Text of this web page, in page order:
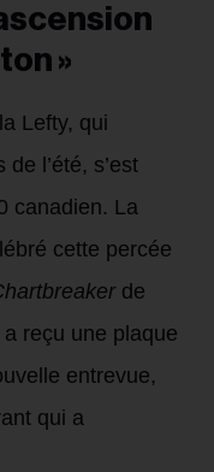
»
Lefty, qui
l’été, s’est
canadien. La
cette percée
de
a reçu une plaque
entrevue,
qui a